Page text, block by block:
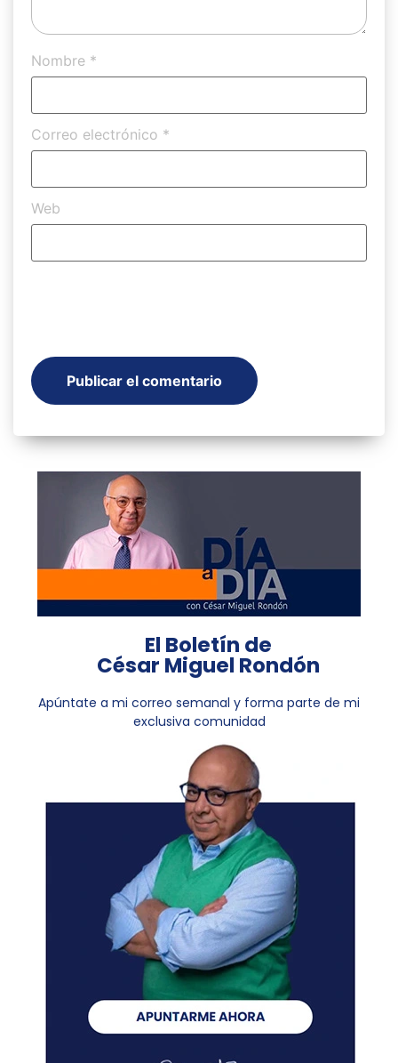
Nombre *
Correo electrónico *
Web
El Boletín de
César Miguel Rondón
Apúntate a mi correo semanal y forma parte de mi
exclusiva comunidad